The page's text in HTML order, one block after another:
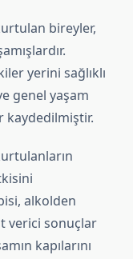
bireyler,
yerini sağlıklı
genel yaşam
kaydedilmiştir.
alkolden
verici sonuçlar
kapılarını